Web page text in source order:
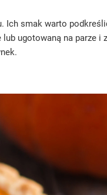
smak warto
ugotowaną na parze